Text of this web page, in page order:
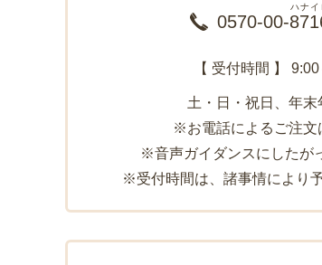
0570-00-
ハナイ
【 受付時間 】
土・日・祝日、年末
※お電話によるご注文
※音声ガイダンスにしたが
※受付時間は、諸事情により